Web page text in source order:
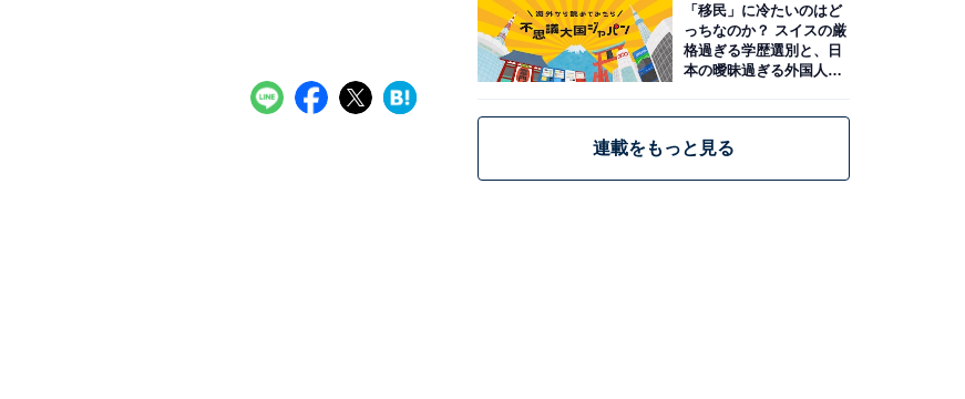
「移民」に冷たいのはど
っちなのか？ スイスの厳
格過ぎる学歴選別と、日
本の曖昧過ぎる外国人政
連載をもっと見る